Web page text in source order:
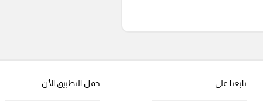
تابعنا على حمل التطبيق الأن